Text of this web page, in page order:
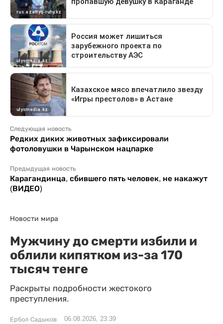
Следующая новость
Редких диких животных зафиксировали
фотоловушки в Чарынском нацпарке
Предыдущая новость
Карагандинца, сбившего пять человек, не накажут
(ВИДЕО)
Новости мира
Мужчину до смерти избили и
облили кипятком из-за 170
тысяч тенге
Раскрыты подробности жестокого
преступления.
Ербол Садыков 06.08.2026, 23:39